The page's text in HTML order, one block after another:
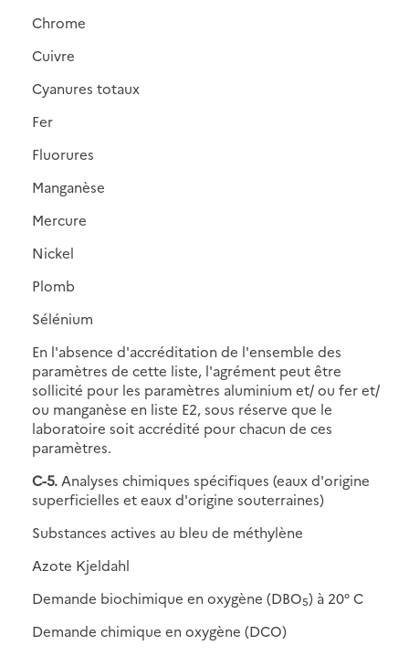
Chrome
Cuivre
Cyanures totaux
Fer
Fluorures
Manganèse
Mercure
Nickel
Plomb
Sélénium
En l'absence d'accréditation de l'ensemble des
paramètres de cette liste, l'agrément peut être
sollicité pour les paramètres aluminium et/ ou fer et/
ou manganèse en liste E2, sous réserve que le
laboratoire soit accrédité pour chacun de ces
paramètres.
C-5. Analyses chimiques spécifiques (eaux d'origine
superficielles et eaux d'origine souterraines)
Substances actives au bleu de méthylène
Azote Kjeldahl
Demande biochimique en oxygène (DBO5) à 20° C
Demande chimique en oxygène (DCO)